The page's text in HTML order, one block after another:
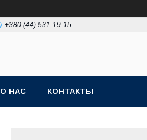
+380 (44) 531-19-15
О НАС КОНТАКТЫ